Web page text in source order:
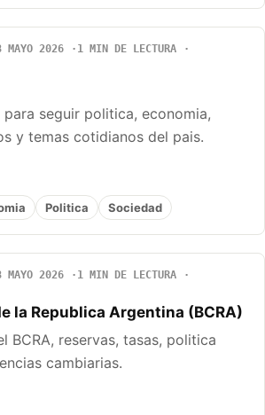
MAYO 2026
1 MIN DE LECTURA
seguir politica, economia,
y temas cotidianos del pais.
Politica Sociedad
MAYO 2026
1 MIN DE LECTURA
la Republica Argentina (BCRA)
BCRA, reservas, tasas, politica
cambiarias.